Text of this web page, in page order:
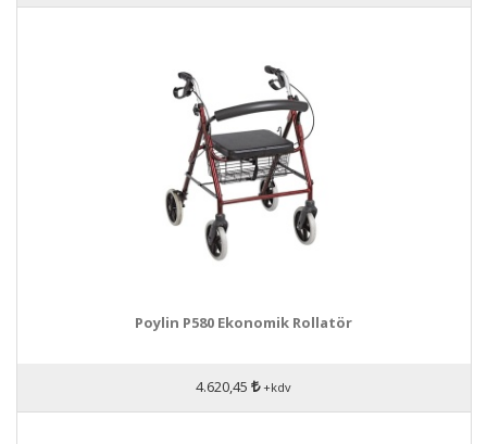
Poylin P580 Ekonomik Rollatör
4.620,45 +kdv